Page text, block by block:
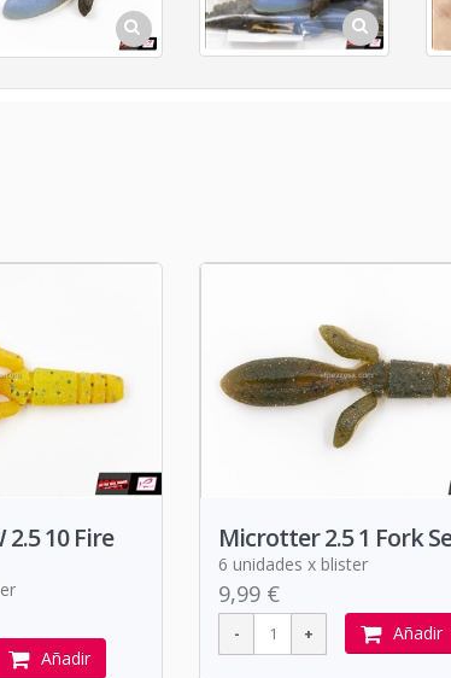
10 Fire
Añadir
Microtter 2.5 1 Fork
6 unidades x blister
9,99 €
Añadir